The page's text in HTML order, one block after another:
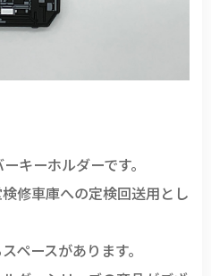
キーホルダーです。
修車庫への定検回送用とし
ペースがあります。